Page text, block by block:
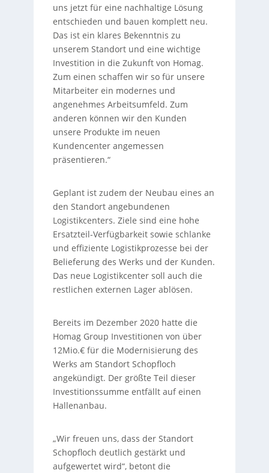
uns jetzt für eine nachhaltige Lösung
entschieden und bauen komplett neu.
Das ist ein klares Bekenntnis zu
unserem Standort und eine wichtige
Investition in die Zukunft von Homag.
Zum einen schaffen wir so für unsere
Mitarbeiter ein modernes und
angenehmes Arbeitsumfeld. Zum
anderen können wir den Kunden
unsere Produkte im neuen
Kundencenter angemessen
präsentieren.“
Geplant ist zudem der Neubau eines an
den Standort angebundenen
Logistikcenters. Ziele sind eine hohe
Ersatzteil-Verfügbarkeit sowie schlanke
und effiziente Logistikprozesse bei der
Belieferung des Werks und der Kunden.
Das neue Logistikcenter soll auch die
restlichen externen Lager ablösen.
Bereits im Dezember 2020 hatte die
Homag Group Investitionen von über
12Mio.€ für die Modernisierung des
Werks am Standort Schopfloch
angekündigt. Der größte Teil dieser
Investitionssumme entfällt auf einen
Hallenanbau.
„Wir freuen uns, dass der Standort
Schopfloch deutlich gestärkt und
aufgewertet wird“, betont die